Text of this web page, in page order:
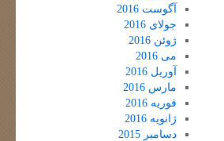
آگوست 2016
جولای 2016
ژوئن 2016
می 2016
آوریل 2016
مارس 2016
فوریه 2016
ژانویه 2016
دسامبر 2015